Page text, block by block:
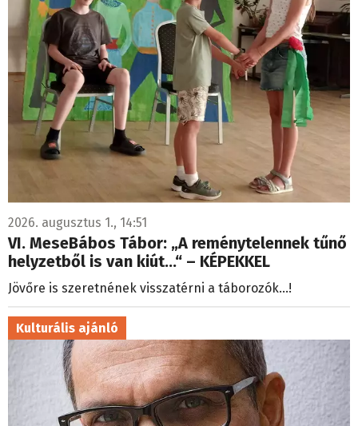
2026. augusztus 1., 14:51
VI. MeseBábos Tábor: „A reménytelennek tűnő
helyzetből is van kiút...“ – KÉPEKKEL
Jövőre is szeretnének visszatérni a táborozók...!
Kulturális ajánló